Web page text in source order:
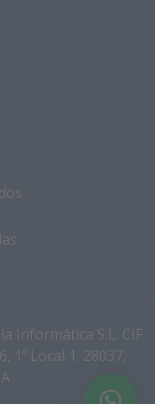
Informática S.L. CIF
1º Local 1. 28037,